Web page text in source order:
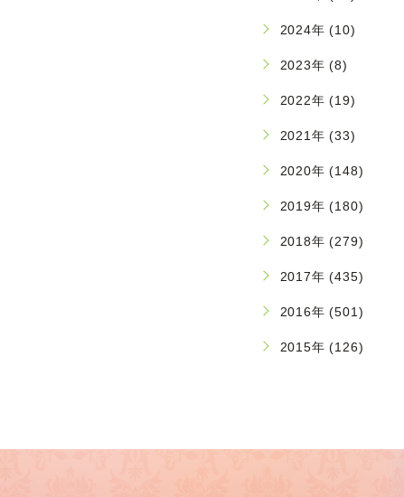
2024年 (10)
2023年 (8)
2022年 (19)
2021年 (33)
2020年 (148)
2019年 (180)
2018年 (279)
2017年 (435)
2016年 (501)
2015年 (126)